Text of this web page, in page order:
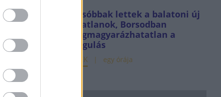
Olcsóbbak lettek a balatoni új
ingatlanok, Borsodban
megmagyarázhatatlan a
drágulás
HÍREK egy órája